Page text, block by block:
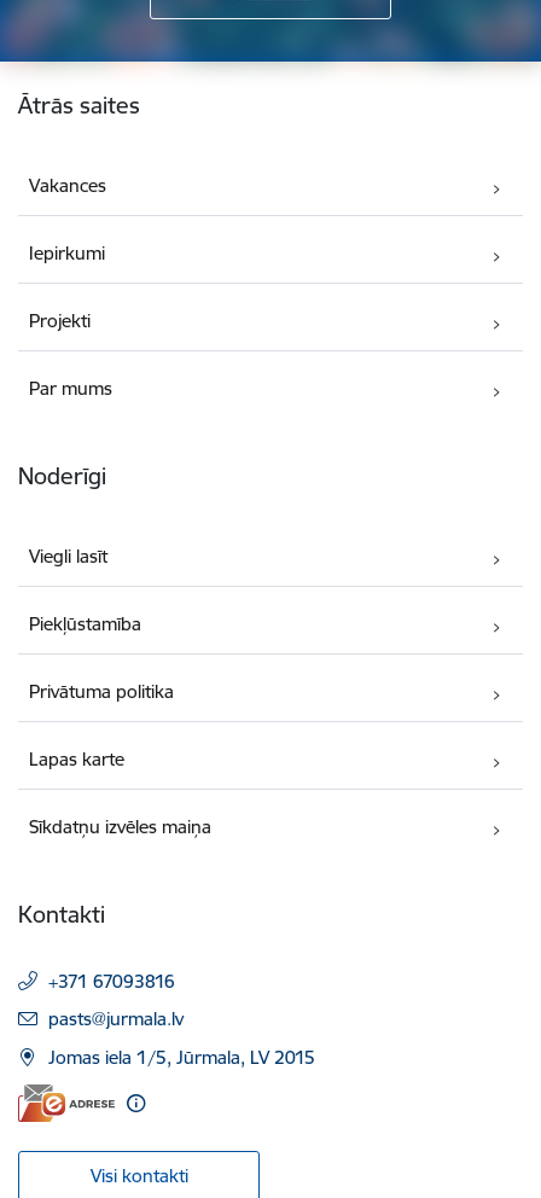
Kājene
Ātrās saites
Vakances
Iepirkumi
Projekti
Par mums
Noderīgi
Viegli lasīt
Piekļūstamība
Privātuma politika
Lapas karte
Sīkdatņu izvēles maiņa
Kontakti
+371 67093816
E-pasts:
pasts@jurmala.lv
Jomas iela 1/5, Jūrmala, LV 2015
Visi kontakti